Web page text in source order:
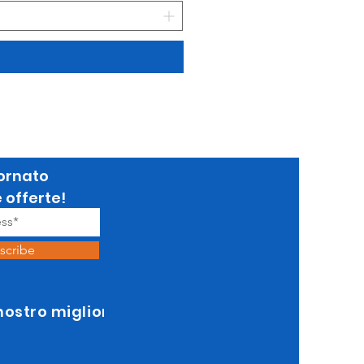
offerte!
miglior